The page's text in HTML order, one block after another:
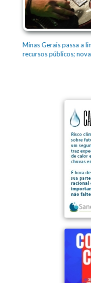
Minas Gerais passa a
recursos públicos;